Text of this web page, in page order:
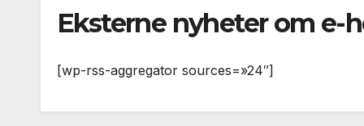
Eksterne nyheter om e-
[wp-rss-aggregator sources=»24″]